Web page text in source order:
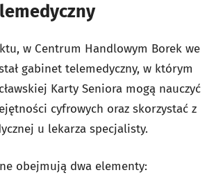
w Centrum Handlowym Borek we
gabinet telemedyczny, w którym
Karty Seniora mogą nauczyć
cyfrowych oraz skorzystać z
u lekarza specjalisty.
obejmują dwa elementy: